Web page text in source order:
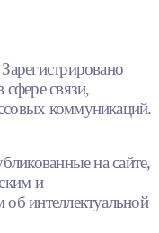
связи,
коммуникаций.
на сайте,
и
интеллектуальной